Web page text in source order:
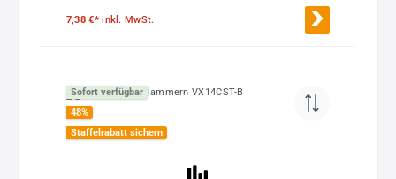
7,38 €*inkl. MwSt.
Sofort verfügbar
48%
Staffelrabatt sichern